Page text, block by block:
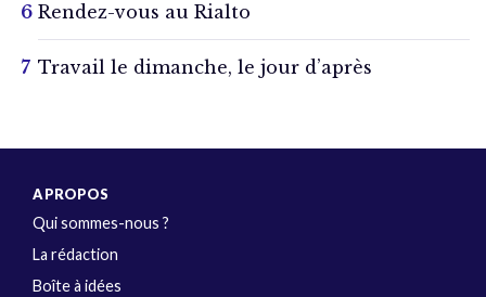
Rendez-vous au Rialto
Travail le dimanche, le jour d’après
A PROPOS
Qui sommes-nous ?
La rédaction
Boîte à idées